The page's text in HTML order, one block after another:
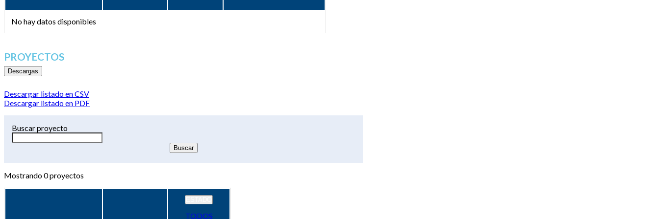
No hay datos disponibles
PROYECTOS
Descargas
Descargar listado en CSV
Descargar listado en PDF
Buscar proyecto
Mostrando0proyectos
TODOS